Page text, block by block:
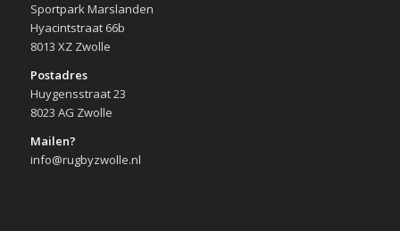
Sportpark Marslanden
Hyacintstraat 66b
8013 XZ Zwolle
Postadres
Huygensstraat 23
8023 AG Zwolle
Mailen?
info@rugbyzwolle.nl